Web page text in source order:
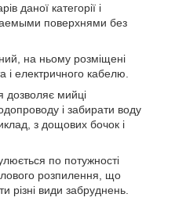
даної категорії і
поверхнями без
на ньому розміщені
і електричного кабелю.
дозволяє мийці
і забирати воду
з дощових бочок і
по потужності
розпилення, що
різні види забруднень.